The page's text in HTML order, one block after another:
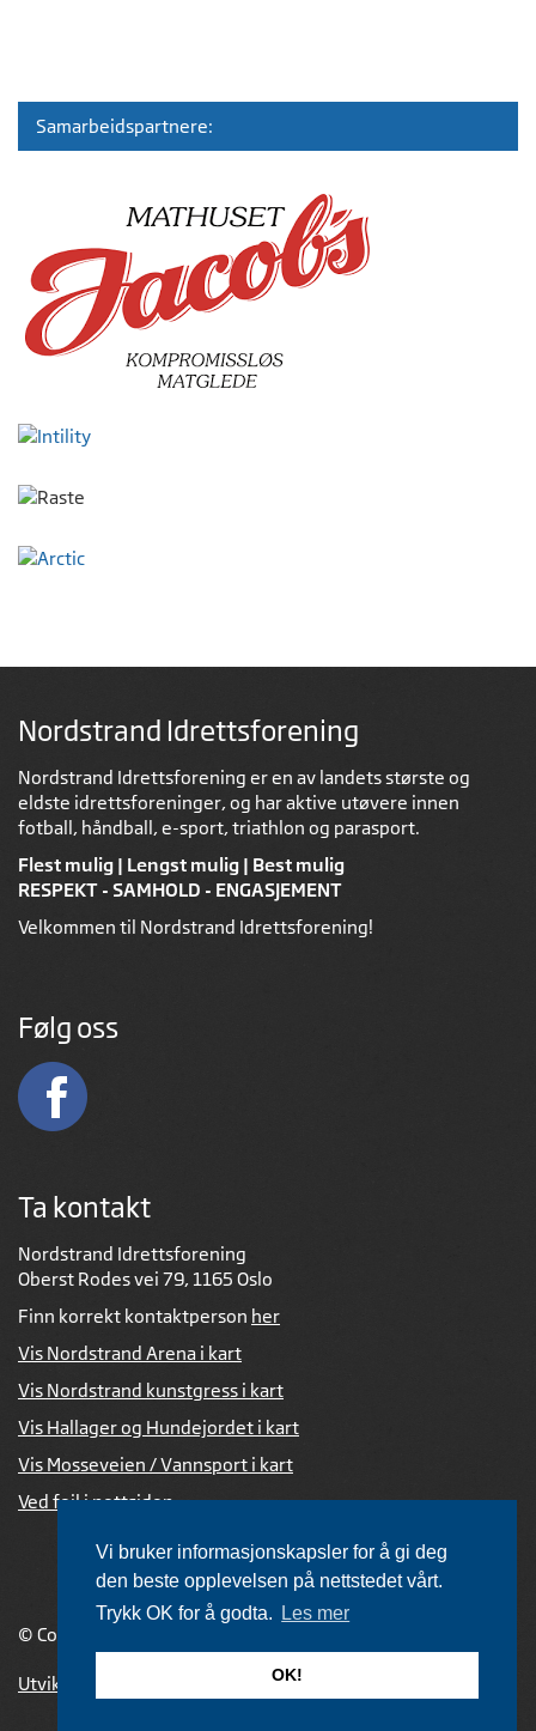
Vi bruker informasjonskapsler for å gi deg
den beste opplevelsen på nettstedet vårt.
Trykk OK for å godta.
Les mer
OK!
Samarbeidspartnere:
Nordstrand Idrettsforening
Nordstrand Idrettsforening er en av landets største og
eldste idrettsforeninger, og har aktive utøvere innen
fotball, håndball, e-sport, triathlon og parasport.
Flest mulig | Lengst mulig | Best mulig
RESPEKT - SAMHOLD - ENGASJEMENT
Velkommen til Nordstrand Idrettsforening!
Følg oss
Ta kontakt
Nordstrand Idrettsforening
Oberst Rodes vei 79, 1165 Oslo
Finn korrekt kontaktperson her
Vis Nordstrand Arena i kart
Vis Nordstrand kunstgress i kart
Vis Hallager og Hundejordet i kart
Vis Mosseveien / Vannsport i kart
Ved feil i nettsiden
© Copyright 2026 |
Utviklet av Netlab publiseres med eRedaktør